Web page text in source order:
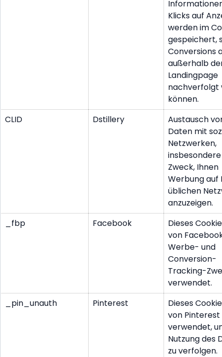
Klicks auf
werden im
gespeichert,
Conversions
außerhalb
Landingpage
nachverfolgt
können.
CLID
Dstillery
Austausch
Daten mit
Netzwerken,
Zweck, Ihnen
Werbung auf
üblichen
anzuzeigen.
_fbp
Facebook
Dieses
von
Werbe- und
Conversion-
Tracking-
verwendet.
_pin_unauth
Pinterest
Dieses
von Pinterest
verwendet,
Nutzung des
zu verfolgen.